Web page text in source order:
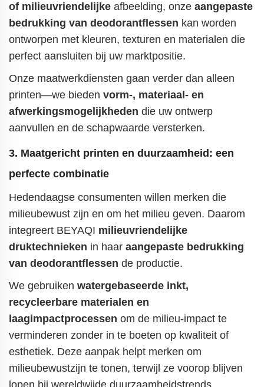
of milieuvriendelijke afbeelding, onze aangepaste
bedrukking van deodorantflessen kan worden
ontworpen met kleuren, texturen en materialen die
perfect aansluiten bij uw marktpositie.
Onze maatwerkdiensten gaan verder dan alleen
printen—we bieden vorm-, materiaal- en
afwerkingsmogelijkheden die uw ontwerp
aanvullen en de schapwaarde versterken.
3. Maatgericht printen en duurzaamheid: een
perfecte combinatie
Hedendaagse consumenten willen merken die
milieubewust zijn en om het milieu geven. Daarom
integreert BEYAQI milieuvriendelijke
druktechnieken in haar aangepaste bedrukking
van deodorantflessen de productie.
We gebruiken watergebaseerde inkt,
recycleerbare materialen en
laagimpactprocessen om de milieu-impact te
verminderen zonder in te boeten op kwaliteit of
esthetiek. Deze aanpak helpt merken om
milieubewustzijn te tonen, terwijl ze voorop blijven
lopen bij wereldwijde duurzaamheidstrends.